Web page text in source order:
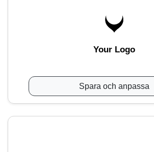
Your Logo
Spara och anpassa